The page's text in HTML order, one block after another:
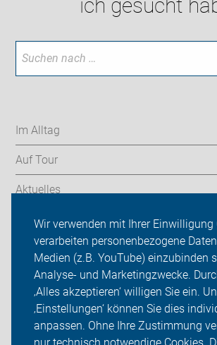
Wir verwenden mit Ihrer Einwilligung
verarbeiten personenbezogene
Medien (z.B. YouTube) einzubinden
Analyse- und Marketingzwecke.
‚Alles akzeptieren‘ willigen Sie ein.
‚Einstellungen‘ können Sie dies
anpassen. Ohne Ihre Zustimmung
ich gesucht
Im Alltag
Auf Tour
Aktuelles
Über uns
Mitgliedschaft
Fachwissen
Presse
Login